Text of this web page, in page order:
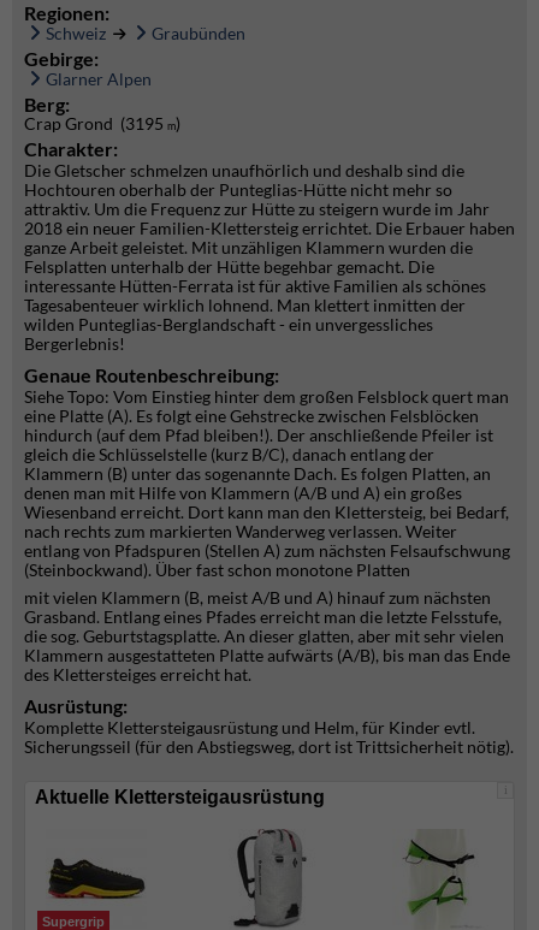
Regionen:
Schweiz Graubünden
Gebirge:
Glarner Alpen
Berg:
Crap Grond (3195 m)
Charakter:
Die Gletscher schmelzen unaufhörlich und deshalb sind die
Hochtouren oberhalb der Punteglias-Hütte nicht mehr so
attraktiv. Um die Frequenz zur Hütte zu steigern wurde im Jahr
2018 ein neuer Familien-Klettersteig errichtet. Die Erbauer haben
ganze Arbeit geleistet. Mit unzähligen Klammern wurden die
Felsplatten unterhalb der Hütte begehbar gemacht. Die
interessante Hütten-Ferrata ist für aktive Familien als schönes
Tagesabenteuer wirklich lohnend. Man klettert inmitten der
wilden Punteglias-Berglandschaft - ein unvergessliches
Bergerlebnis!
Genaue Routenbeschreibung:
Siehe Topo: Vom Einstieg hinter dem großen Felsblock quert man
eine Platte (A). Es folgt eine Gehstrecke zwischen Felsblöcken
hindurch (auf dem Pfad bleiben!). Der anschließende Pfeiler ist
gleich die Schlüsselstelle (kurz B/C), danach entlang der
Klammern (B) unter das sogenannte Dach. Es folgen Platten, an
denen man mit Hilfe von Klammern (A/B und A) ein großes
Wiesenband erreicht. Dort kann man den Klettersteig, bei Bedarf,
nach rechts zum markierten Wanderweg verlassen. Weiter
entlang von Pfadspuren (Stellen A) zum nächsten Felsaufschwung
(Steinbockwand). Über fast schon monotone Platten
mit vielen Klammern (B, meist A/B und A) hinauf zum nächsten
Grasband. Entlang eines Pfades erreicht man die letzte Felsstufe,
die sog. Geburtstagsplatte. An dieser glatten, aber mit sehr vielen
Klammern ausgestatteten Platte aufwärts (A/B), bis man das Ende
des Klettersteiges erreicht hat.
Ausrüstung:
Komplette Klettersteigausrüstung und Helm, für Kinder evtl.
Sicherungsseil (für den Abstiegsweg, dort ist Trittsicherheit nötig).
i
Aktuelle Klettersteigausrüstung
Supergrip